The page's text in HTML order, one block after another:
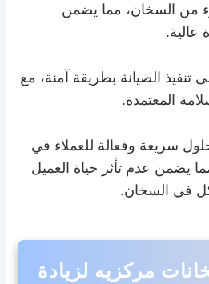
من السخان، مما يضمن
عالية.
تنفيذ الصيانة بطريقة آمنة، مع
المعتمدة.
سريعة وفعالة للعملاء في
يضمن عدم تأثر حياة العميل
في السخان.
مركزيه لزيادة